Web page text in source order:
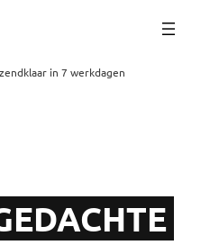
in 7 werkdagen